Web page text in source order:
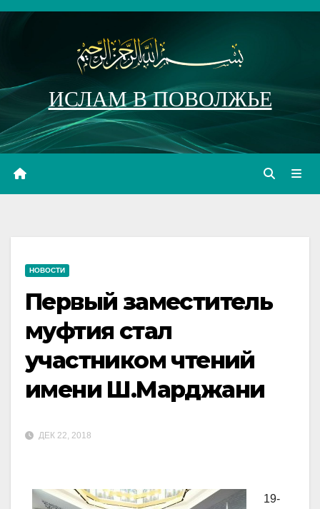
Перейти
ИСЛАМ В ПОВОЛЖЬЕ
НОВОСТИ
Первый заместитель
муфтия стал
участником чтений
имени Ш.Марджани
ДЕК 22, 2018
19-